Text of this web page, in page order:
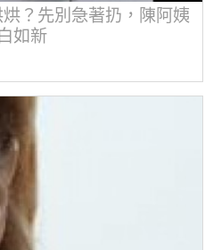
？先別急著扔，陳阿姨
如新